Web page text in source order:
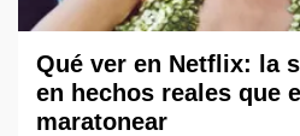
Qué ver en Netflix: la
en hechos reales que
maratonear